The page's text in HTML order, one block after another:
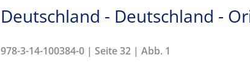
Deutschland - Deutschland -
978-3-14-100384-0 | Seite 32 | Abb. 1